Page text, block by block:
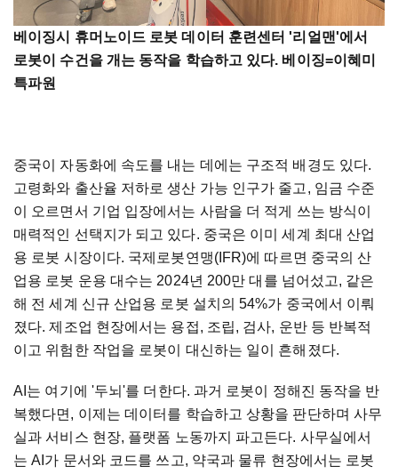
베이징시 휴머노이드 로봇 데이터 훈련센터 '리얼맨'에서
로봇이 수건을 개는 동작을 학습하고 있다. 베이징=이혜미
특파원
중국이 자동화에 속도를 내는 데에는 구조적 배경도 있다.
고령화와 출산율 저하로 생산 가능 인구가 줄고, 임금 수준
이 오르면서 기업 입장에서는 사람을 더 적게 쓰는 방식이
매력적인 선택지가 되고 있다. 중국은 이미 세계 최대 산업
용 로봇 시장이다. 국제로봇연맹(IFR)에 따르면 중국의 산
업용 로봇 운용 대수는 2024년 200만 대를 넘어섰고, 같은
해 전 세계 신규 산업용 로봇 설치의 54%가 중국에서 이뤄
졌다. 제조업 현장에서는 용접, 조립, 검사, 운반 등 반복적
이고 위험한 작업을 로봇이 대신하는 일이 흔해졌다.
AI는 여기에 '두뇌'를 더한다. 과거 로봇이 정해진 동작을 반
복했다면, 이제는 데이터를 학습하고 상황을 판단하며 사무
실과 서비스 현장, 플랫폼 노동까지 파고든다. 사무실에서
는 AI가 문서와 코드를 쓰고, 약국과 물류 현장에서는 로봇